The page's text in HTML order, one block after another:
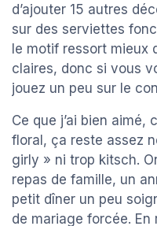
d’ajouter 15 autres
sur des serviettes
le motif ressort mieux
claires, donc si vous
jouez un peu sur le
Ce que j’ai bien aimé,
floral, ça reste assez
girly » ni trop kitsch.
repas de famille, un
petit dîner un peu
de mariage forcée. En